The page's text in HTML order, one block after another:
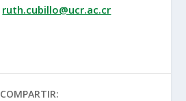
ruth.cubillo@ucr.ac.cr
COMPARTIR: